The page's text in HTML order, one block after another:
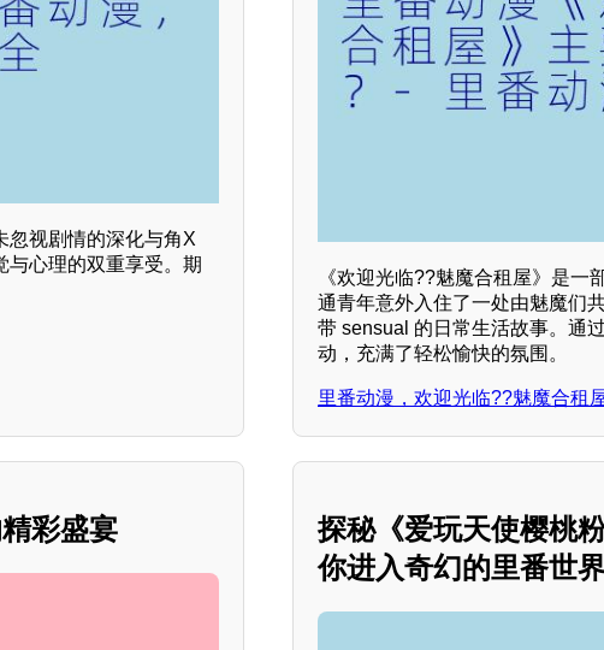
忽视剧情的深化与角X
与心理的双重享受。期
《欢迎光临??魅魔合租屋》是
通青年意外入住了一处由魅魔们
带 sensual 的日常生活故事。通
动，充满了轻松愉快的氛围。
里番动漫，欢迎光临??魅魔合租
彩盛宴
探秘《爱玩天使樱桃
你进入奇幻的里番世